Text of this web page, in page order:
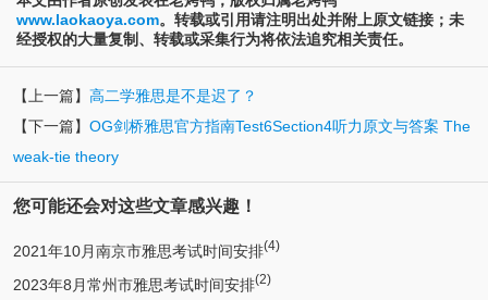
www.laokaoya.com。转载或引用请注明出处并附上原文链接；未
经授权的大量复制、转载或采集行为将依法追究相关责任。
【上一篇】 高二学雅思是不是迟了？
【下一篇】 OG剑桥雅思官方指南Test6Section4听力原文与答案 The
weak-tie theory
您可能还会对这些文章感兴趣！
2021年10月南京市雅思考试时间安排(4)
2023年8月常州市雅思考试时间安排(2)